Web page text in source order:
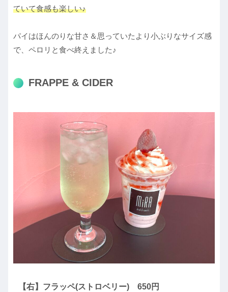
ていて食感も楽しい♪
パイはほんのりな甘さ＆思っていたより小ぶりなサイズ感
で、ペロリと食べ終えました♪
FRAPPE & CIDER
【右】フラッペ(ストロベリー) 650円